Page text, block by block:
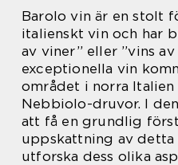
Barolo vin är en stolt
italienskt vin och har
av viner” eller ”vins
exceptionella vin
området i norra Italien
Nebbiolo-druvor. I
att få en grundlig
uppskattning av
utforska dess olika